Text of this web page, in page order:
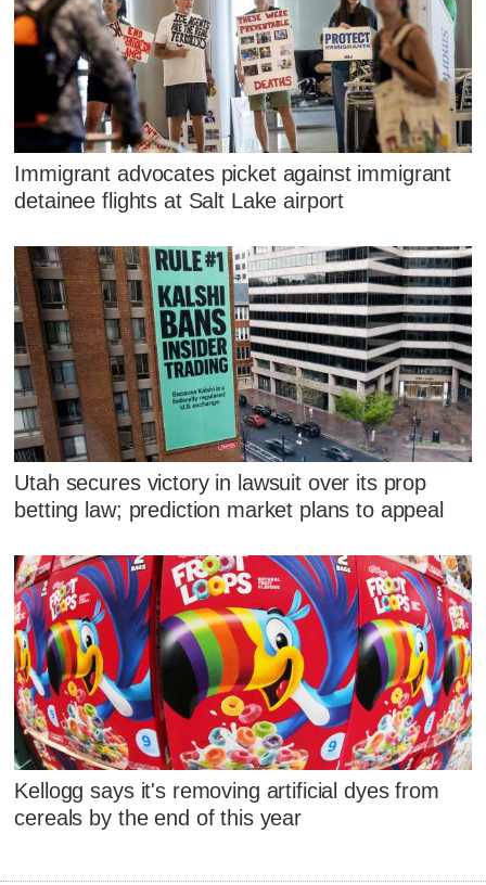
Immigrant advocates picket against immigrant
detainee flights at Salt Lake airport
Utah secures victory in lawsuit over its prop
betting law; prediction market plans to appeal
Kellogg says it's removing artificial dyes from
cereals by the end of this year